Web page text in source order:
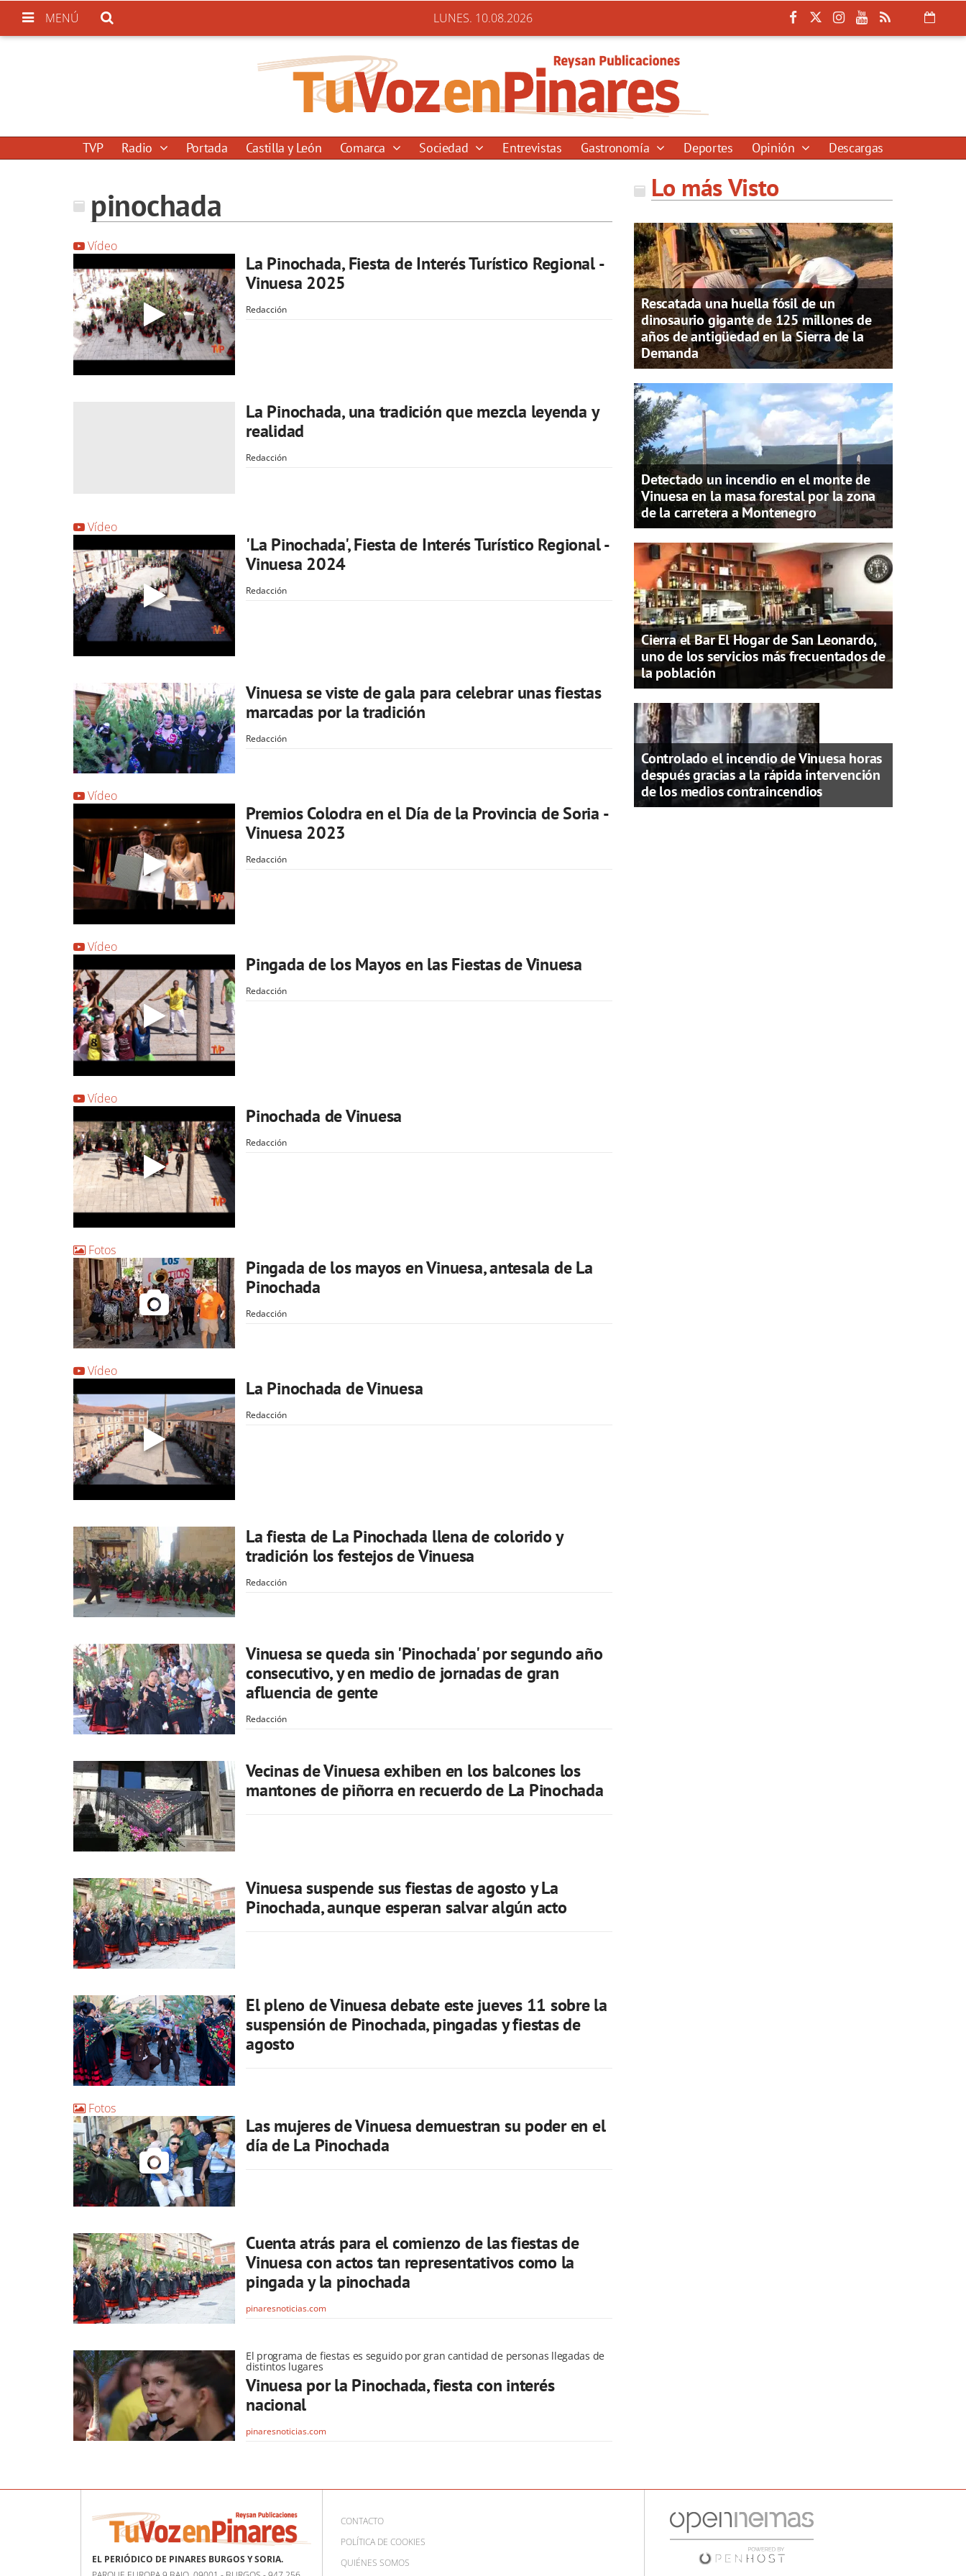
MENÚ LUNES. 10.08.2026
TVP Radio Portada Castilla y León Comarca Sociedad Entrevistas Gastronomía Deportes Opinión Descargas
pinochada
Vídeo
La Pinochada, Fiesta de Interés Turístico Regional -
Vinuesa 2025
Redacción
La Pinochada, una tradición que mezcla leyenda y
realidad
Redacción
Vídeo
'La Pinochada', Fiesta de Interés Turístico Regional -
Vinuesa 2024
Redacción
Vinuesa se viste de gala para celebrar unas fiestas
marcadas por la tradición
Redacción
Vídeo
Premios Colodra en el Día de la Provincia de Soria -
Vinuesa 2023
Redacción
Vídeo
Pingada de los Mayos en las Fiestas de Vinuesa
Redacción
Vídeo
Pinochada de Vinuesa
Redacción
Fotos
Pingada de los mayos en Vinuesa, antesala de La
Pinochada
Redacción
Vídeo
La Pinochada de Vinuesa
Redacción
La fiesta de La Pinochada llena de colorido y
tradición los festejos de Vinuesa
Redacción
Vinuesa se queda sin 'Pinochada' por segundo año
consecutivo, y en medio de jornadas de gran
afluencia de gente
Redacción
Vecinas de Vinuesa exhiben en los balcones los
mantones de piñorra en recuerdo de La Pinochada
Vinuesa suspende sus fiestas de agosto y La
Pinochada, aunque esperan salvar algún acto
El pleno de Vinuesa debate este jueves 11 sobre la
suspensión de Pinochada, pingadas y fiestas de
agosto
Fotos
Las mujeres de Vinuesa demuestran su poder en el
día de La Pinochada
Cuenta atrás para el comienzo de las fiestas de
Vinuesa con actos tan representativos como la
pingada y la pinochada
pinaresnoticias.com
El programa de fiestas es seguido por gran cantidad de personas llegadas de
distintos lugares
Vinuesa por la Pinochada, fiesta con interés
nacional
pinaresnoticias.com
Lo más Visto
Rescatada una huella fósil de un
dinosaurio gigante de 125 millones de
años de antigüedad en la Sierra de la
Demanda
Detectado un incendio en el monte de
Vinuesa en la masa forestal por la zona
de la carretera a Montenegro
Cierra el Bar El Hogar de San Leonardo,
uno de los servicios más frecuentados de
la población
Controlado el incendio de Vinuesa horas
después gracias a la rápida intervención
de los medios contraincendios
EL PERIÓDICO DE PINARES BURGOS Y SORIA.
CONTACTO
POLÍTICA DE COOKIES
QUIÉNES SOMOS